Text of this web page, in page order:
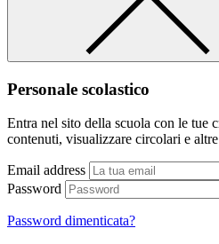
Personale scolastico
Entra nel sito della scuola con le tue
contenuti, visualizzare circolari e
Email address
Password
Password dimenticata?